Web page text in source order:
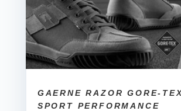
GAERNE RAZOR GORE-
SPORT PERFORMANCE